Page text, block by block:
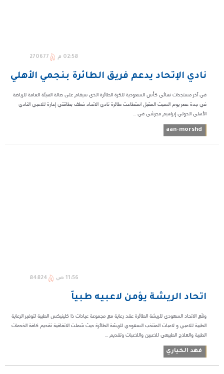
02:58 م 270677
نادي الإتحاد يدعم فريق الطائرة بنجمي الأهلي
في آخر مستجدات نهائي كأس السعودية للكرة الطائرة الذي سيقام على صالة الهيئة العامة للرياضة
في جدة عصر يوم السبت المقبل استطاعت طائرة نادي الاتحاد خطف بطاقتي إعارة للاعبي النادي
الأهلي الدولي إبراهيم مجرشي في ...
aan-morshd
11:56 ص 84824
اتحاد الريشة يؤمن لاعبيه طبياً
وقّع الاتحاد السعودي للريشة الطائرة عقد رعاية مع مجموعة عيادات ذا كلينيكس الطبية لتوفير الرعاية
الطبية للاعبي و لاعبات المنتخب السعودي للريشة الطائرة حيث شملت الاتفاقية تقديم كافة الخدمات
الطبية والعلاج الطبيعي للاعبين واللاعبات وتقديم ...
فهد الخياري